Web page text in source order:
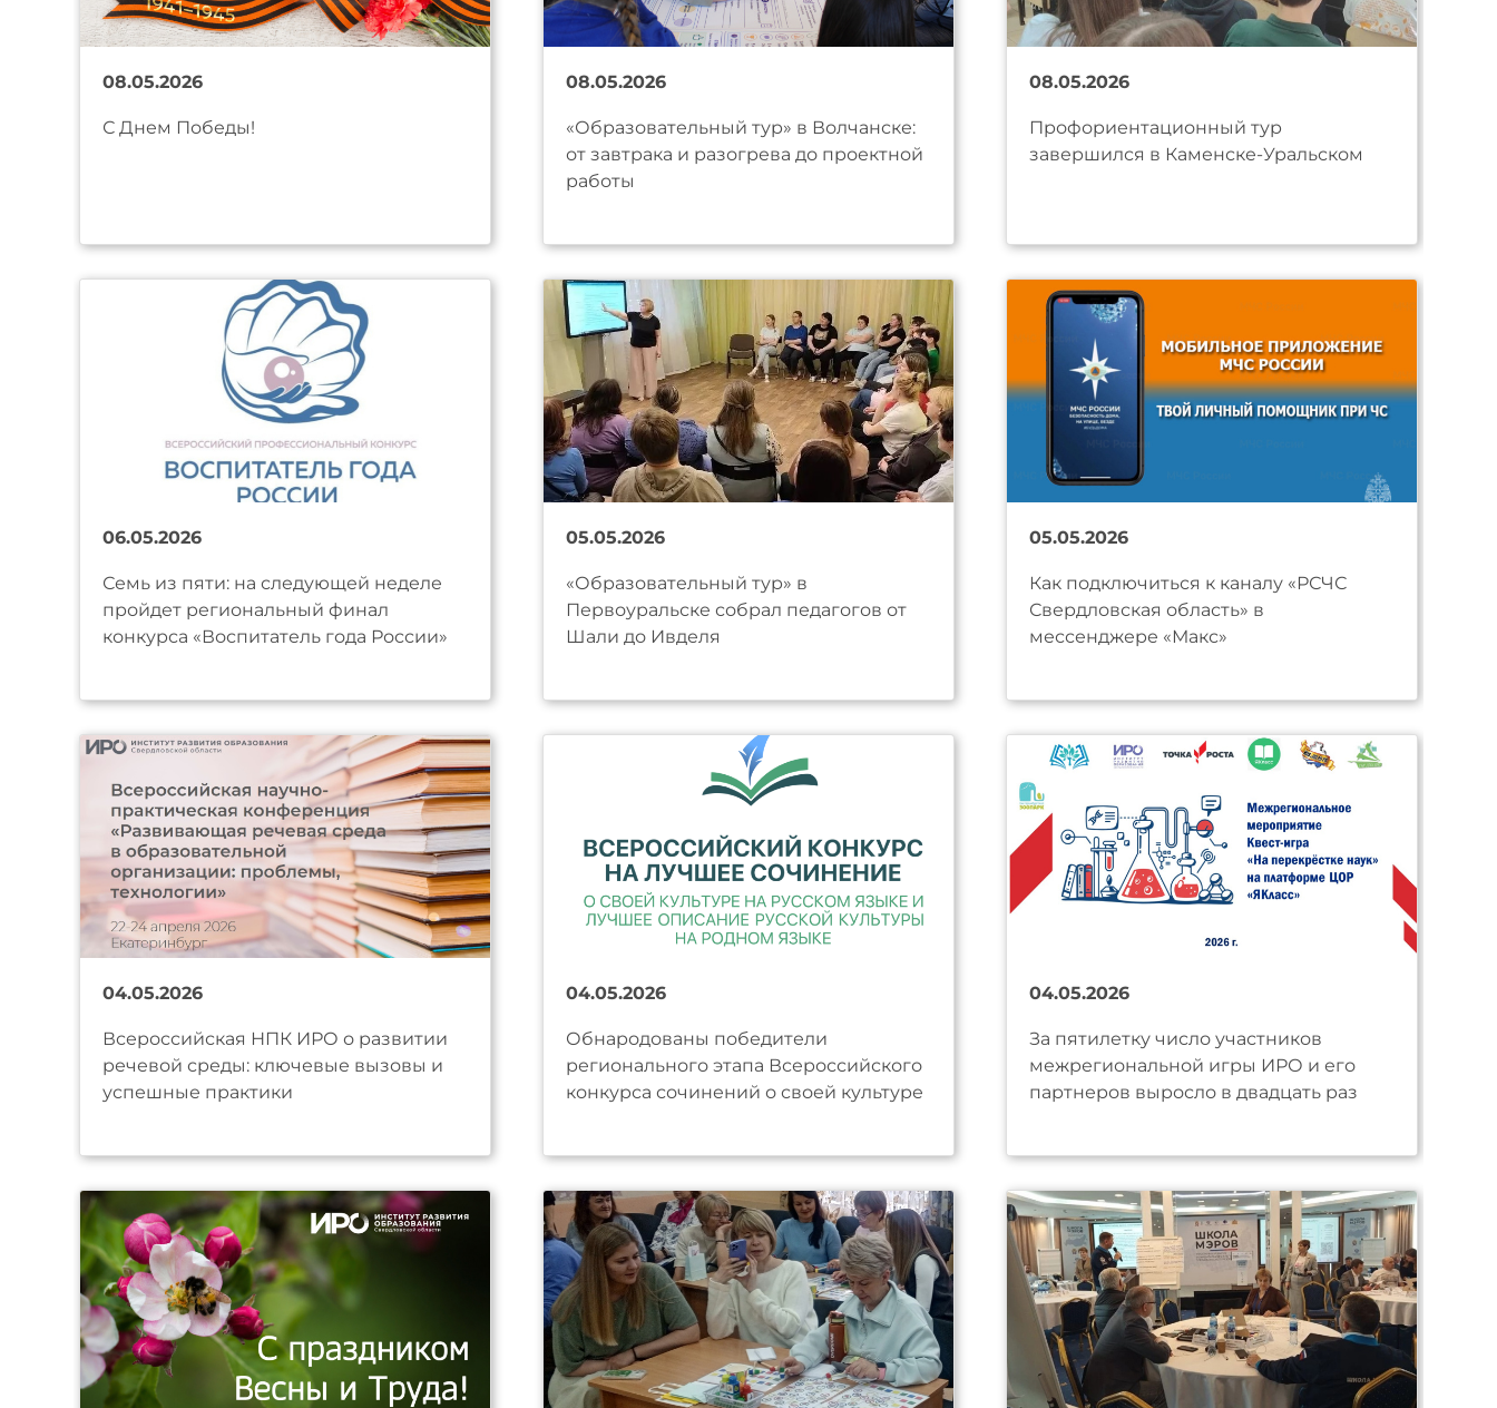
08.05.2026
С Днем Победы!
08.05.2026
«Образовательный тур» в Волчанске:
от завтрака и разогрева до проектной
работы
08.05.2026
Профориентационный тур
завершился в Каменске-Уральском
06.05.2026
Семь из пяти: на следующей неделе
пройдет региональный финал
конкурса «Воспитатель года России»
05.05.2026
«Образовательный тур» в
Первоуральске собрал педагогов от
Шали до Ивделя
05.05.2026
Как подключиться к каналу «РСЧС
Свердловская область» в
мессенджере «Макс»
04.05.2026
Всероссийская НПК ИРО о развитии
речевой среды: ключевые вызовы и
успешные практики
04.05.2026
Обнародованы победители
регионального этапа Всероссийского
конкурса сочинений о своей культуре
04.05.2026
За пятилетку число участников
межрегиональной игры ИРО и его
партнеров выросло в двадцать раз